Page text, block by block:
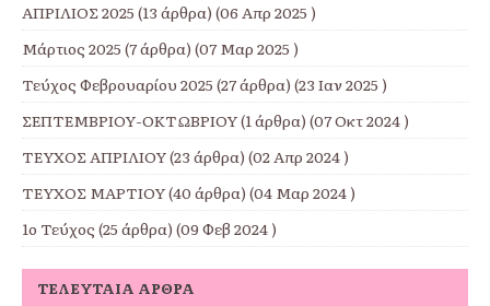
ΑΠΡΙΛΙΟΣ 2025 (13 άρθρα) (06 Απρ 2025 )
Μάρτιος 2025 (7 άρθρα) (07 Μαρ 2025 )
Τεύχος Φεβρουαρίου 2025 (27 άρθρα) (23 Ιαν 2025 )
ΣΕΠΤΕΜΒΡΙΟΥ-ΟΚΤΩΒΡΙΟΥ(1 άρθρα) (07 Οκτ 2024 )
ΤΕΥΧΟΣ ΑΠΡΙΛΙΟΥ(23 άρθρα) (02 Απρ 2024 )
ΤΕΥΧΟΣ ΜΑΡΤΙΟΥ(40 άρθρα) (04 Μαρ 2024 )
1ο Τεύχος (25 άρθρα) (09 Φεβ 2024 )
ΤΕΛΕΥΤΑΊΑ ΆΡΘΡΑ